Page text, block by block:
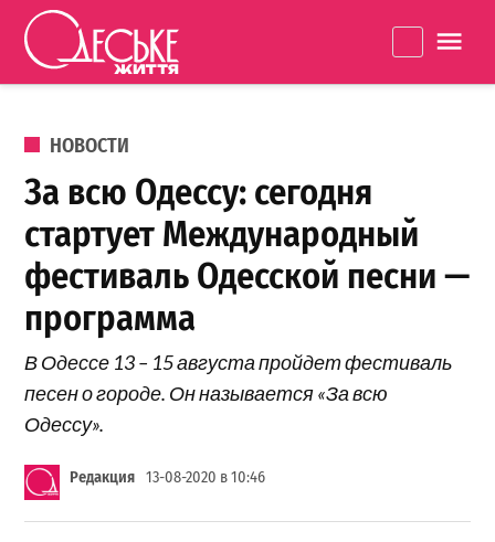
Перейти к содержанию
життя
ОПУБЛИКОВАНО В
НОВОСТИ
За всю Одессу: сегодня
стартует Международный
фестиваль Одесской песни —
программа
В Одессе 13 – 15 августа пройдет фестиваль
песен о городе. Он называется «За всю
Одессу».
Редакция 13-08-2020 в 10:46